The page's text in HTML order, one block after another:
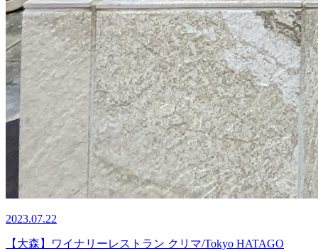
2023.07.22
【大森】ワイナリーレストラン クリマ/Tokyo HATAGO